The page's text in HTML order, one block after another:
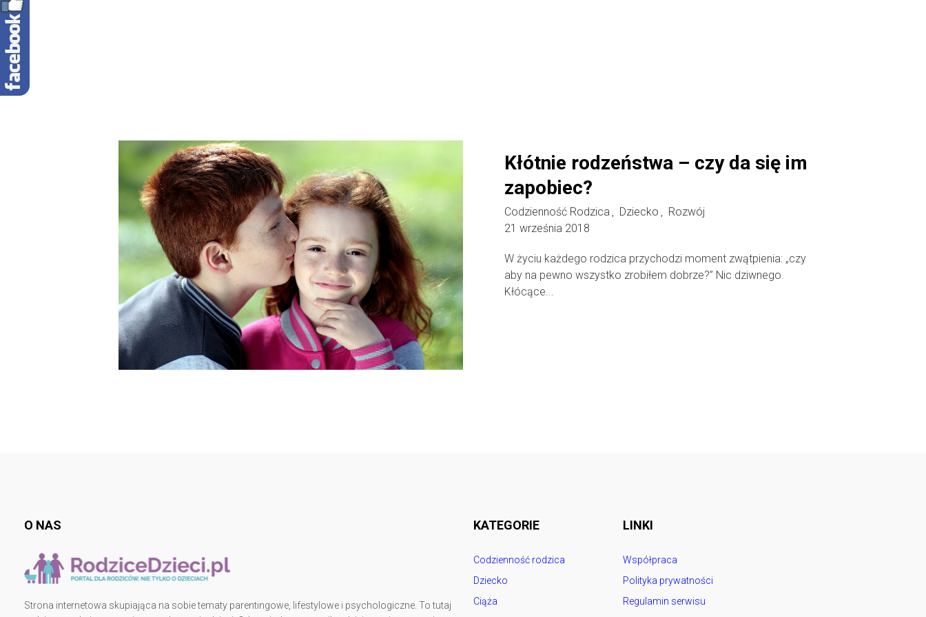
Kłótnie rodzeństwa – czy da się im
zapobiec?
Codzienność Rodzica Dziecko
Rozwój
21 września 2018
W życiu każdego rodzica przychodzi moment zwątpienia: „czy
aby na pewno wszystko zrobiłem dobrze?” Nic dziwnego.
Kłócące...
O NAS
Strona internetowa skupiająca na sobie tematy parentingowe, lifestylowe i psychologiczne. To tutaj
KATEGORIE
Codzienność rodzica
Dziecko
Ciąża
LINKI
Współpraca
Polityka prywatności
Regulamin serwisu